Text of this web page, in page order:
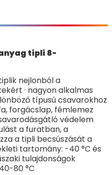
tipli 8-
nejlonból a
· nagyon alkalmas
típusú csavarokhoz
forgácslap, fémlemez
védelem
a furatban, a
a tipli becsúszását a
tartomány: -40 °C és
tulajdonságok
80 °C